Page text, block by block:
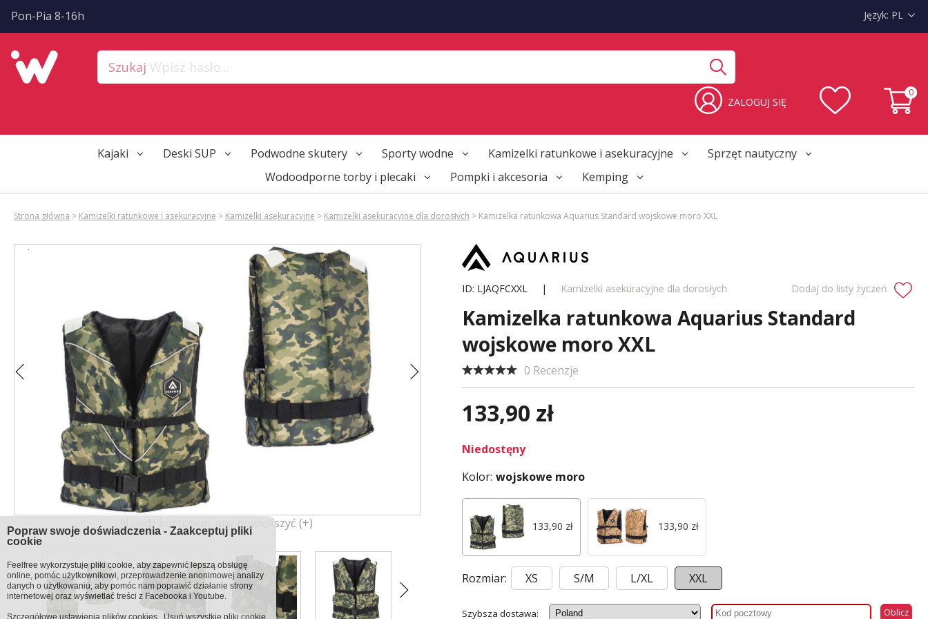
Pon-Pia 8-16h Język: PL
Szukaj Wpisz hasło...
0
ZALOGUJ SIĘ
Kajaki Deski SUP Podwodne skutery Sporty wodne Kamizelki ratunkowe i asekuracyjne
Sprzęt nautyczny
Wodoodporne torby i plecaki
Pompki i akcesoria Kemping
Strona główna > Kamizelki ratunkowe i asekuracyjne > Kamizelki asekuracyjne > Kamizelki asekuracyjne dla dorosłych > Kamizelka ratunkowa Aquarius Standard wojskowe moro XXL
Najedź kursorem, aby powiększyć (+)
ID: LJAQFCXXL | Kamizelki asekuracyjne dla dorosłych Dodaj do listy życzeń
Kamizelka ratunkowa Aquarius Standard
wojskowe moro XXL
0 Recenzje
133,90 zł
Niedostęny
Kolor: wojskowe moro
133,90 zł 133,90 zł
Rozmiar: XS S/M L/XL XXL
Szybsza dostawa: Oblicz
Popraw swoje doświadczenia - Zaakceptuj pliki
cookie
Feelfree wykorzystuje pliki cookie, aby zapewnić lepszą obsługę
online, pomóc użytkownikowi, przeprowadzenie anonimowej analizy
danych o użytkowaniu, aby pomóc nam poprawić działanie strony
internetowej oraz wyświetlać treści z Facebooka i Youtube.
Szczegółowe ustawienia plików cookies Usuń wszystkie pliki cookie.